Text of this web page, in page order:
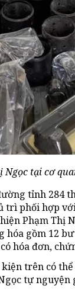
Ngọc tại cơ
tỉnh 284
trì phối hợp
Phạm Thị
hóa gồm 12
hóa đơn,
trên có
tự